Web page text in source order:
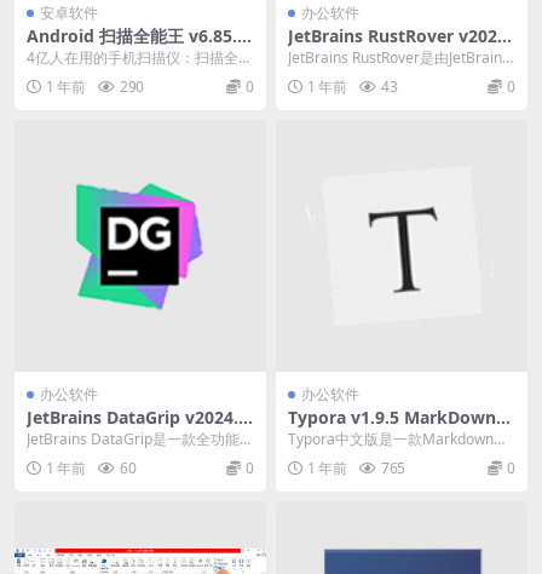
安卓软件
Android 扫描全能王 v6.85.0.
2503300000 高级特权版 OCR
4亿人在用的手机扫描仪：扫描全能
王作为全球最受欢迎的手机扫描仪
APP 应用之一...
1 年前 290 0
办公软件
JetBrains RustRover v2024.
3.7 Rust语言集成开发环境直
装激活版
JetBrains RustRover是由JetBrains
开发的一款功能强大的...
1 年前 43 0
办公软件
JetBrains DataGrip v2024.3.
5 数据库集成开发环境直装激
活版
JetBrains DataGrip是一款全功能的
数据库集成开发环境（IDE），...
1 年前 60 0
办公软件
Typora v1.9.5 MarkDown编
辑器、阅读器，汉化中文激活
版
Typora中文版是一款Markdown编
辑器及阅读器的文本编辑器.Typor
a... 1 年前 765 0